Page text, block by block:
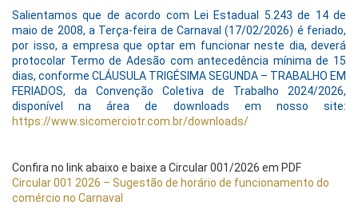
Salientamos que de acordo com Lei Estadual 5.243 de 14 de
maio de 2008, a Terça-feira de Carnaval (17/02/2026) é feriado,
por isso, a empresa que optar em funcionar neste dia, deverá
protocolar Termo de Adesão com antecedência mínima de 15
dias, conforme CLÁUSULA TRIGÉSIMA SEGUNDA – TRABALHO EM
FERIADOS, da Convenção Coletiva de Trabalho 2024/2026,
disponível na área de downloads em nosso site:
https://www.sicomerciotr.com.br/downloads/
Confira no link abaixo e baixe a Circular 001/2026 em PDF
Circular 001 2026 – Sugestão de horário de funcionamento do
comércio no Carnaval